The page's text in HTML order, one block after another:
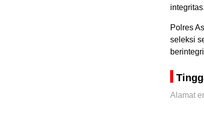
integritas.
Polres
seleksi
Alamat